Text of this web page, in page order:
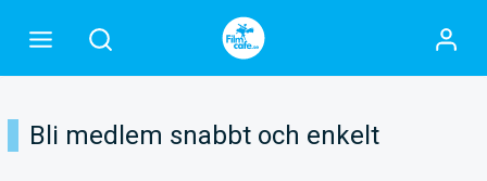
Bli medlem snabbt och enkelt